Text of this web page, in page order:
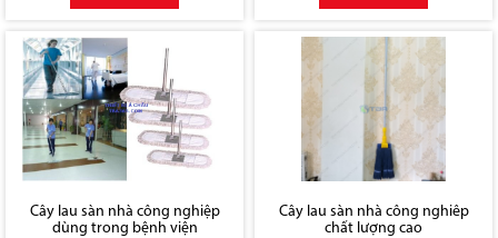
Cây lau sàn nhà công nghiệp
dùng trong bệnh viện
Cây lau sàn nhà công nghiêp
chất lượng cao